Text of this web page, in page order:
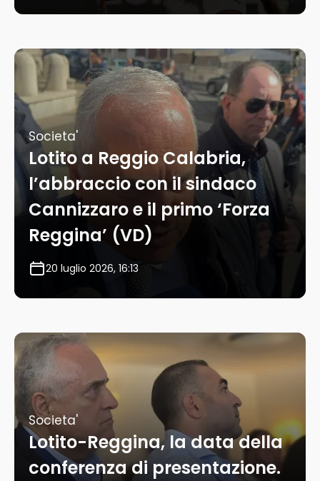
Societa'
Lotito a Reggio Calabria,
l’abbraccio con il sindaco
Cannizzaro e il primo ‘Forza
Reggina’ (VD)
20 luglio 2026, 16:13
Societa'
Lotito-Reggina, la data della
conferenza di presentazione.